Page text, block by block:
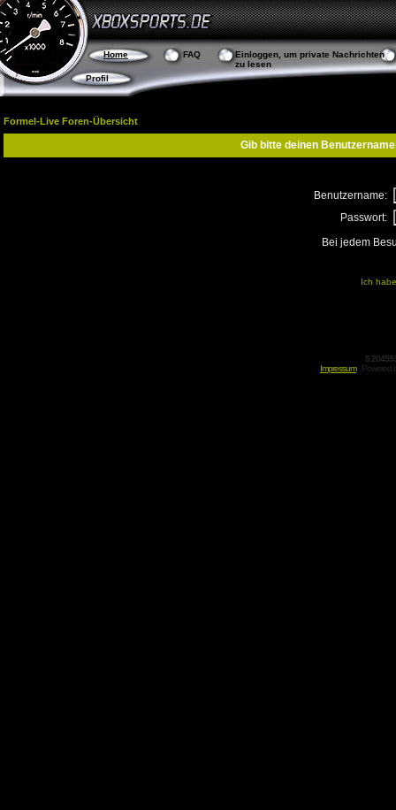
FAQ
Einloggen, um private Nachrichten
zu lesen
Profil
Home
Formel-Live Foren-Übersicht
Gib bitte deinen
Benutzername:
Passwort:
Bei jedem
Ich
Impressum
Powered